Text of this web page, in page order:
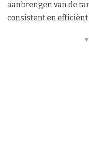
aanbrengen van de
consistent en
▼